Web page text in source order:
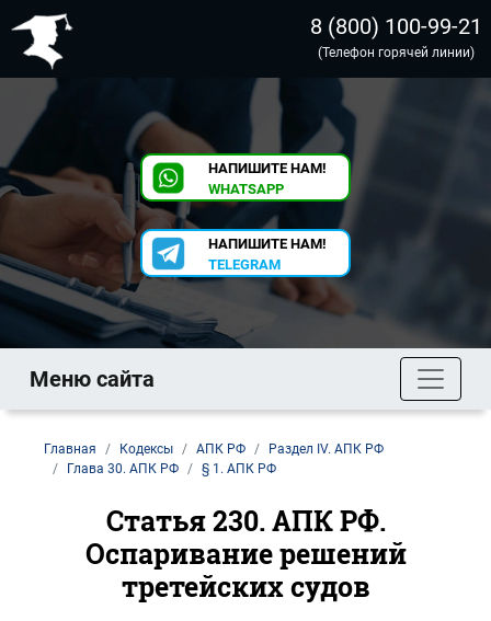
8 (800) 100-99-21
(Телефон горячей линии)
НАПИШИТЕ НАМ!
WHATSAPP
НАПИШИТЕ НАМ!
TELEGRAM
Меню сайта
Главная Кодексы АПК РФ
Раздел IV. АПК РФ
Глава 30. АПК РФ
§ 1. АПК РФ
Статья 230. АПК РФ.
Оспаривание решений
третейских судов